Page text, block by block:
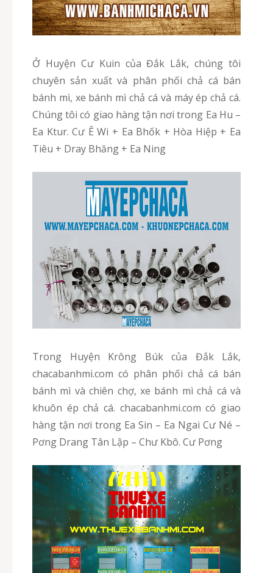
Ở Huyện Cư Kuin của Đắk Lắk, chúng tôi
chuyên sản xuất và phân phối chả cá bán
bánh mì, xe bánh mì chả cá và máy ép chả cá.
Chúng tôi có giao hàng tận nơi trong Ea Hu –
Ea Ktur. Cư Ê Wi + Ea Bhốk + Hòa Hiệp + Ea
Tiêu + Dray Bhăng + Ea Ning
Trong Huyện Krông Búk của Đắk Lắk,
chacabanhmi.com có phân phối chả cá bán
bánh mì và chiên chợ, xe bánh mì chả cá và
khuôn ép chả cá. chacabanhmi.com có giao
hàng tận nơi trong Ea Sin – Ea Ngai Cư Né –
Pơng Drang Tân Lập – Chư Kbô. Cư Pơng